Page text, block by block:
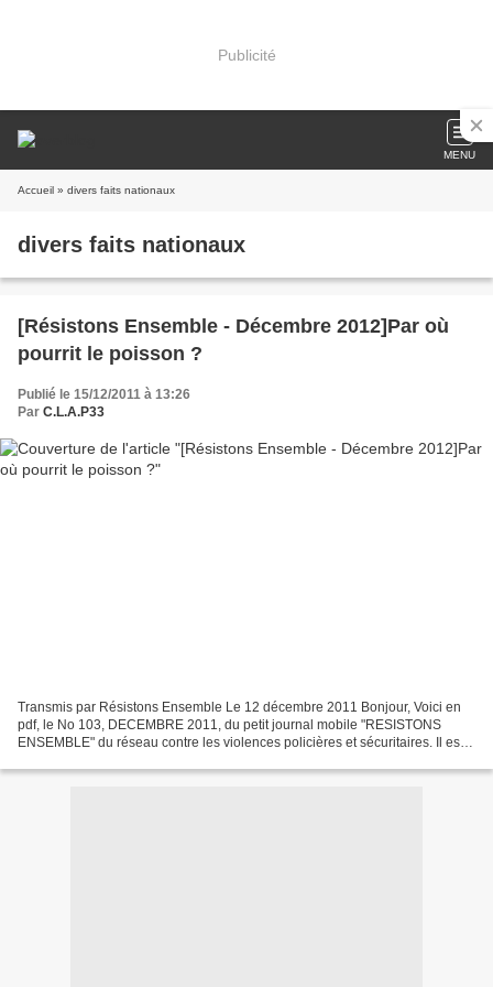
Publicité
MENU
Accueil » divers faits nationaux
divers faits nationaux
[Résistons Ensemble - Décembre 2012]Par où
pourrit le poisson ?
Publié le 15/12/2011 à 13:26
Par C.L.A.P33
Transmis par Résistons Ensemble Le 12 décembre 2011 Bonjour, Voici en
pdf, le No 103, DECEMBRE 2011, du petit journal mobile "RESISTONS
ENSEMBLE" du réseau contre les violences policières et sécuritaires. Il est